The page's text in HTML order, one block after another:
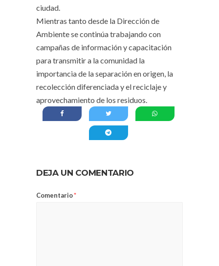
ciudad.
Mientras tanto desde la Dirección de
Ambiente se continúa trabajando con
campañas de información y capacitación
para transmitir a la comunidad la
importancia de la separación en origen, la
recolección diferenciada y el reciclaje y
aprovechamiento de los residuos.
DEJA UN COMENTARIO
Comentario*